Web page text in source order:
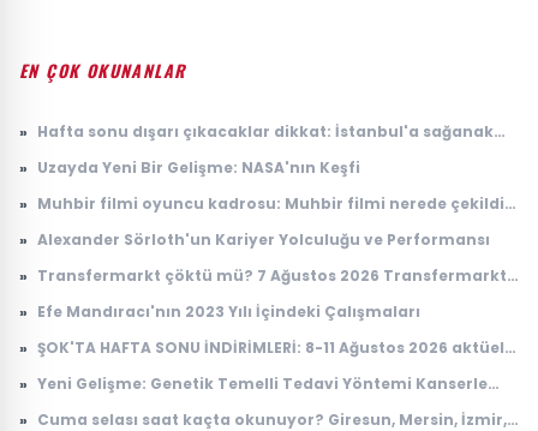
EN ÇOK OKUNANLAR
» Hafta sonu dışarı çıkacaklar dikkat: İstanbul'a sağanak
» Uzayda Yeni Bir Gelişme: NASA'nın Keşfi
» Muhbir filmi oyuncu kadrosu: Muhbir filmi nerede çekildi,
» Alexander Sörloth'un Kariyer Yolculuğu ve Performansı
» Transfermarkt çöktü mü? 7 Ağustos 2026 Transfermarkt
» Efe Mandıracı'nın 2023 Yılı İçindeki Çalışmaları
» ŞOK'TA HAFTA SONU İNDİRİMLERİ: 8-11 Ağustos 2026 aktüel
» Yeni Gelişme: Genetik Temelli Tedavi Yöntemi Kanserle
» Cuma selası saat kaçta okunuyor? Giresun, Mersin, İzmir,